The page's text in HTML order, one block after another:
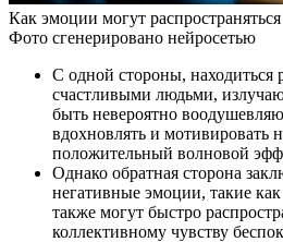
Как эмоции могут распространяться
Фото сгенерировано нейросетью
С одной стороны, находиться
счастливыми людьми,
быть невероятно
вдохновлять и мотивировать
положительный волновой
Однако обратная сторона
негативные эмоции, такие как
также могут быстро
коллективному чувству